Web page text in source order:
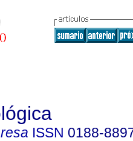
ISSN 0188-